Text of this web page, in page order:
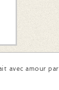
avec amour par